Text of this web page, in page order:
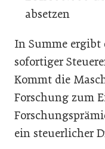
absetzen
In Summe ergibt
sofortiger
Kommt die
Forschung zum
ein steuerlicher